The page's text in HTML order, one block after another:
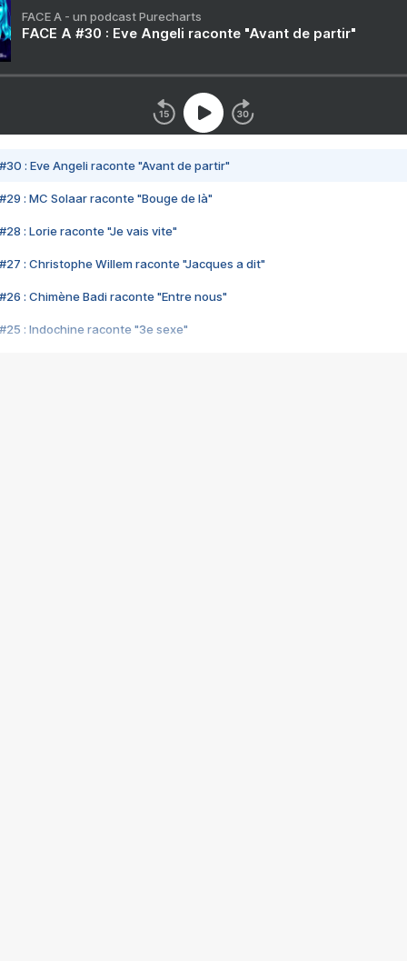
FACE A - un podcast Purecharts
FACE A #30 : Eve Angeli raconte "Avant de partir"
#30 : Eve Angeli raconte "Avant de partir"
#29 : MC Solaar raconte "Bouge de là"
#28 : Lorie raconte "Je vais vite"
#27 : Christophe Willem raconte "Jacques a dit"
#26 : Chimène Badi raconte "Entre nous"
#25 : Indochine raconte "3e sexe"